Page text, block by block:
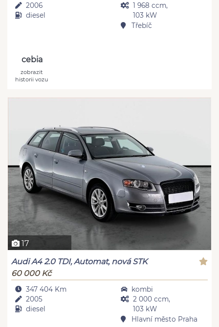
2006
diesel
1 968 ccm,
103 kW
Třebíč
cebia
zobrazit
historii vozu
17
Audi A4 2.0 TDI, Automat, nová STK
60 000 Kč
347 404 Km
2005
diesel
kombi
2 000 ccm,
103 kW
Hlavní město Praha